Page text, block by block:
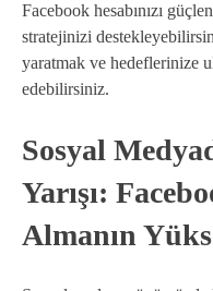
Facebook hesabınızı
stratejinizi
yaratmak ve hedeflerinize
edebilirsiniz.
Sosyal
Yarışı:
Almanın